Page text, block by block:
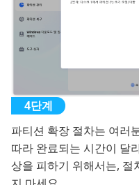
파티션 확장 절차는 여러
따라 완료되는 시간이 달
상을 피하기 위해서는,